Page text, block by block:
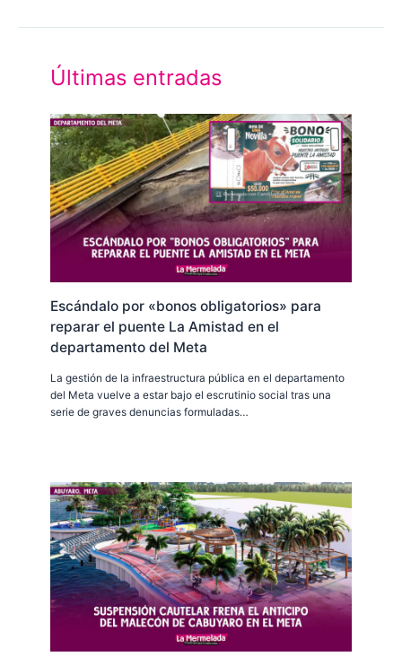
Últimas entradas
Escándalo por «bonos obligatorios» para
reparar el puente La Amistad en el
departamento del Meta
La gestión de la infraestructura pública en el departamento
del Meta vuelve a estar bajo el escrutinio social tras una
serie de graves denuncias formuladas…